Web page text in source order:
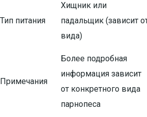
Тип питания
Хищник или
падальщик (зависит
вида)
Примечания
Более подробная
информация зависит
от конкретного вида
парнопеса